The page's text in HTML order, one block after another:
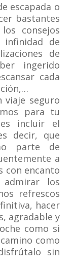
escapada o
bastantes
consejos
infinidad de
de
ingerido
cada
viaje seguro
para tu
incluir el
decir, que
parte de
a
con encanto
admirar los
refrescos
hacer
agradable y
como si
como
sin